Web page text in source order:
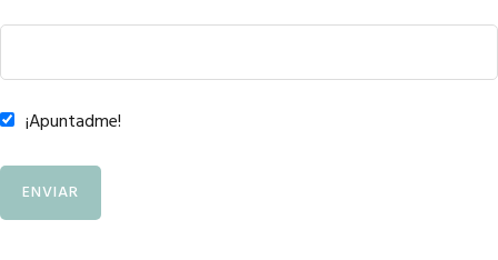
¡Apuntadme!